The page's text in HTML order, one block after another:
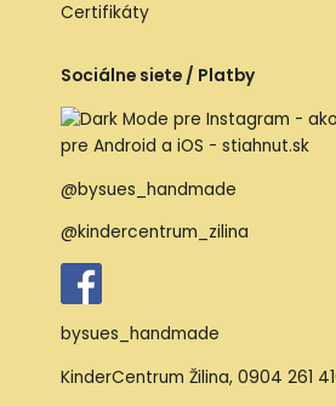
Certifikáty
Sociálne siete / Platby
@bysues_handmade
@kindercentrum_zilina
bysues_handmade
KinderCentrum Žilina, 0904 261